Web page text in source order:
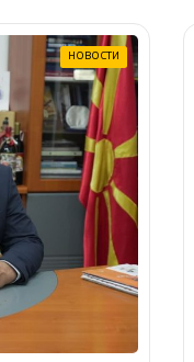
НОВОСТИ